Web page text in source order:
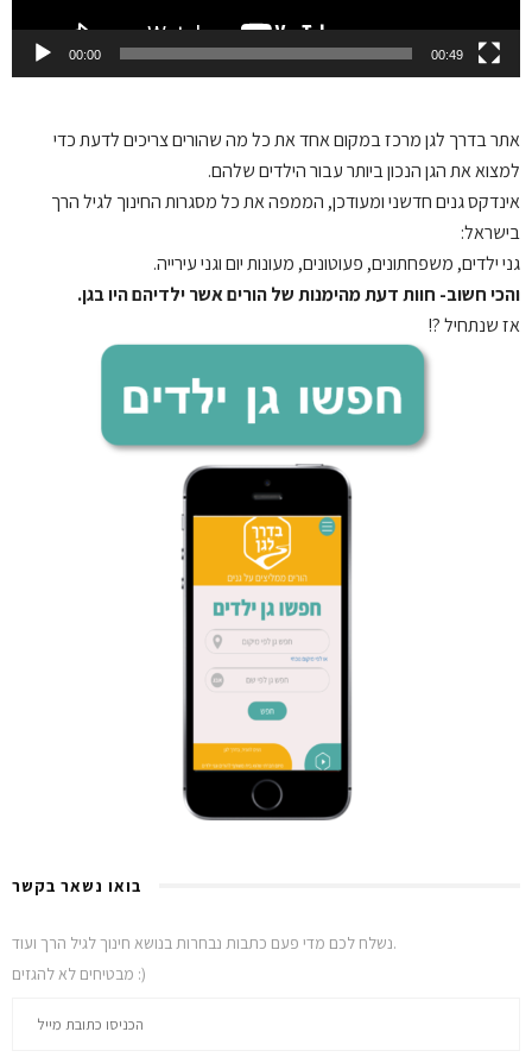
00:00 00:49
אתר בדרך לגןמרכז במקום אחד את כל מה שהורים צריכים לדעת כדי
למצוא את הגן הנכון ביותר עבור הילדים שלהם.
אינדקס גנים חדשני ומעודכן, הממפה את כל מסגרות החינוך לגיל הרך
בישראל:
גני ילדים, משפחתונים, פעוטונים, מעונות יום וגני עירייה.
והכי חשוב- חוות דעת מהימנות של הורים אשר ילדיהם היו בגן.
אז שנתחיל ?!
בואו נשאר בקשר
נשלח לכם מדי פעם כתבות נבחרות בנושא חינוך לגיל הרך ועוד.
מבטיחים לא להגזים :)